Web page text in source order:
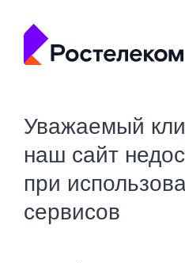
Уважаемый
наш сайт
при
сервисов